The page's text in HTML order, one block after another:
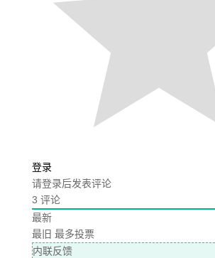
登录
请登录后发表评论
3 评论
最新
最旧 最多投票
内联反馈